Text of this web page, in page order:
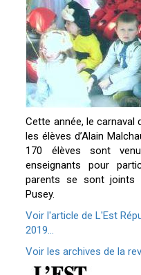
Cette année, le carnaval
les élèves d’Alain
170 élèves sont
enseignants pour
parents se sont joints
Pusey.
Voir l'article de L'Est
2019...
Voir les archives de la